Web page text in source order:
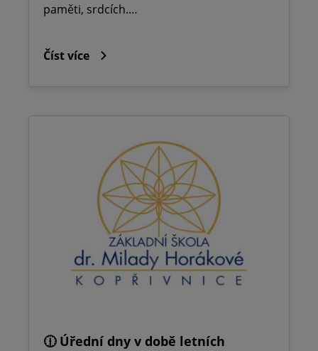
paměti, srdcích.…
Číst více
🕧 Úřední dny v době letních